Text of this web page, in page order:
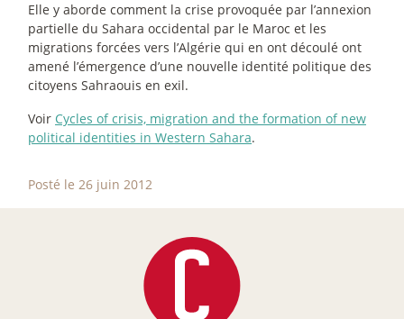
Elle y aborde comment la crise provoquée par l’annexion
partielle du Sahara occidental par le Maroc et les
migrations forcées vers l’Algérie qui en ont découlé ont
amené l’émergence d’une nouvelle identité politique des
citoyens Sahraouis en exil.
Voir Cycles of crisis, migration and the formation of new
political identities in Western Sahara.
Posté le 26 juin 2012